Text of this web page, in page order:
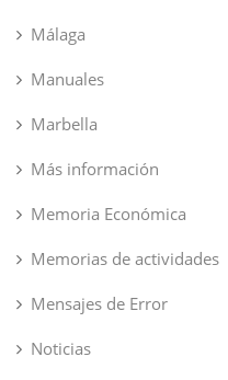
Málaga
Manuales
Marbella
Más información
Memoria Económica
Memorias de actividades
Mensajes de Error
Noticias